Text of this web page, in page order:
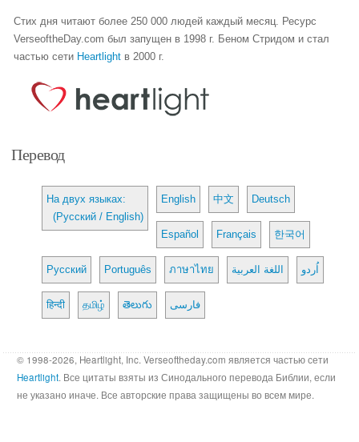
Стих дня читают более 250 000 людей каждый месяц. Ресурс
VerseoftheDay.com был запущен в 1998 г. Беном Стридом и стал
частью сети Heartlight в 2000 г.
Перевод
На двух языках:
(Русский / English)
English 中文 Deutsch
Español Français 한국어
Русский Português ภาษาไทย اللغة العربية اُردو
हिन्दी தமிழ் తెలుగు فارسی
© 1998-2026, Heartlight, Inc. Verseoftheday.com является частью сети
Heartlight. Все цитаты взяты из Синодального перевода Библии, если
не указано иначе. Все авторские права защищены во всем мире.